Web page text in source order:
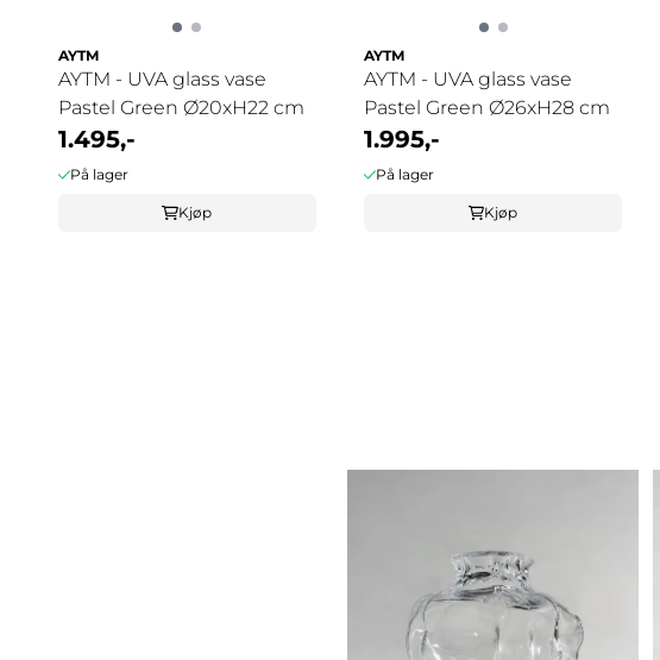
AYTM
AYTM - UVA glass vase
Pastel Green Ø20xH22 cm
1.495,-
På lager
Kjøp
AYTM
AYTM - UVA glass vase
Pastel Green Ø26xH28 cm
1.995,-
På lager
Kjøp